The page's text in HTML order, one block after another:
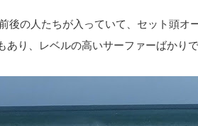
後の人たちが入っていて、セット頭
り、レベルの高いサーファーばかりで